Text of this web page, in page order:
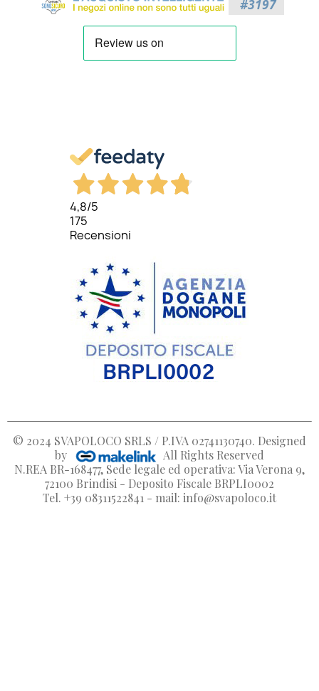
4,8/5
175
Recensioni
© 2024 SVAPOLOCO SRLS / P.IVA 02741130740. Designed
by
All Rights Reserved
N.REA BR-168477, Sede legale ed operativa: Via Verona 9,
72100 Brindisi - Deposito Fiscale BRPLI0002
Tel. +39 08311522841 - mail: info@svapoloco.it